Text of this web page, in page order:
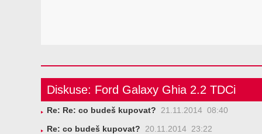
Diskuse: Ford Galaxy Ghia 2.2 TDCi
Re: Re: co budeš kupovat? 21.11.2014 08:40
Re: co budeš kupovat? 20.11.2014 23:22